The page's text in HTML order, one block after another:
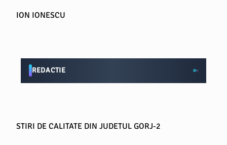
ION IONESCU
REDACTIE
STIRI DE CALITATE DIN JUDETUL GORJ-2